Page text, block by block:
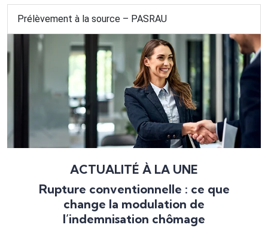
Prélèvement à la source – PASRAU
ACTUALITÉ À LA UNE
Rupture conventionnelle : ce que
change la modulation de
l’indemnisation chômage